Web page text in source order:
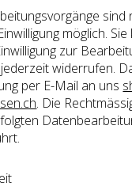
sind
möglich.
zur
widerrufen.
per E-Mail an uns
. Die